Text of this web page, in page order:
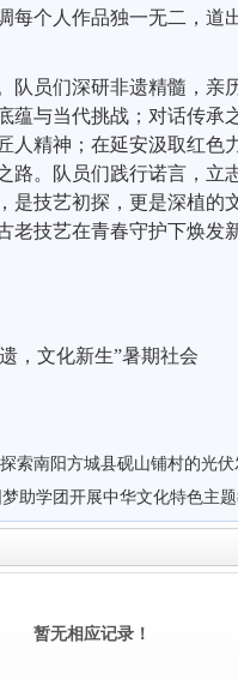
每个人作品独一无二，道
队员们深研非遗精髓，亲
蕴与当代挑战；对话传承
人精神；在延安汲取红色
路。队员们践行诺言，立
是技艺初探，更是深植的
老技艺在青春守护下焕发
，文化新生”暑期社会
索南阳方城县砚山铺村的光
助学团开展中华文化特色主
暂无相应记录！